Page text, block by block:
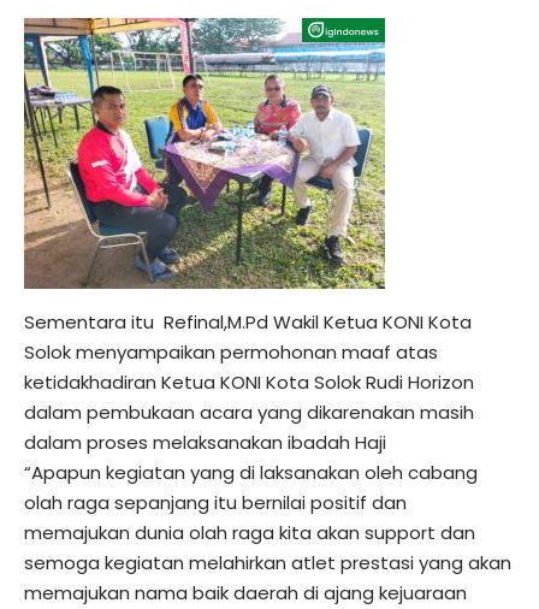
Sementara itu Refinal,M.Pd Wakil Ketua KONI Kota
Solok menyampaikan permohonan maaf atas
ketidakhadiran Ketua KONI Kota Solok Rudi Horizon
dalam pembukaan acara yang dikarenakan masih
dalam proses melaksanakan ibadah Haji
“Apapun kegiatan yang di laksanakan oleh cabang
olah raga sepanjang itu bernilai positif dan
memajukan dunia olah raga kita akan support dan
semoga kegiatan melahirkan atlet prestasi yang akan
memajukan nama baik daerah di ajang kejuaraan